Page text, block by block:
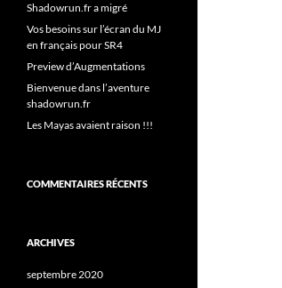
Shadowrun.fr a migré
Vos besoins sur l’écran du MJ
en français pour SR4
Preview d’Augmentations
Bienvenue dans l’aventure
shadowrun.fr
Les Mayas avaient raison !!!
COMMENTAIRES RÉCENTS
ARCHIVES
septembre 2020